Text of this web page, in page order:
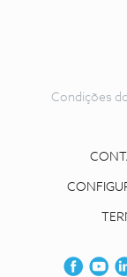
Condições